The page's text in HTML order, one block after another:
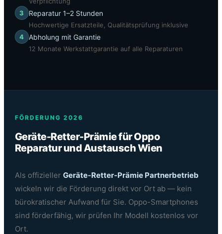
3
Reparatur 1–2 Stunden
Hochwertige Ersatzteile, Qualitätsprüfung inklusive
4 Abholung mit Garantie
12 Monate Werkstattgarantie auf alle Reparaturen
FÖRDERUNG 2026
Geräte-Retter-Prämie für Oppo
Reparatur und Austausch Wien
Als offizieller Geräte-Retter-Prämie Partnerbetrieb
wickeln wir die Förderung direkt vor Ort ab — kein
bürokratischer Aufwand für Sie. Oppo-Smartphones
sind förderfähig, wir prüfen Ihr Modell kostenlos vor
Ort.